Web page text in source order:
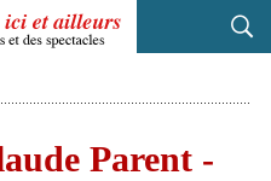
Parent -